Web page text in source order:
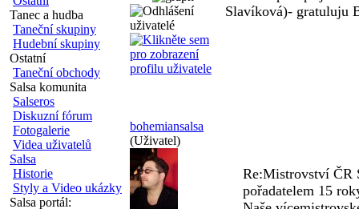
Tanec a hudba
Taneční skupiny
Hudební skupiny
Ostatní
Taneční obchody
Salsa komunita
Salseros
Diskuzní fórum
Fotogalerie
Videa uživatelů
Salsa
Historie
Styly a Video ukázky
Salsa portál:
Slavíková)- gratuluju
bohemiansalsa
(Uživatel)
Re:Mistrovství ČR
pořadatelem 15